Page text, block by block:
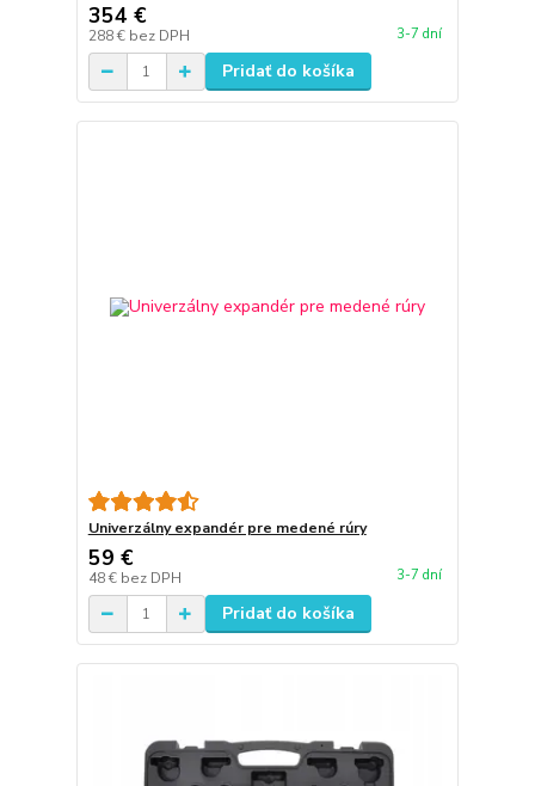
354 €
288 € bez DPH 3-7 dní
Pridať do košíka
Univerzálny expandér pre medené rúry
59 €
48 € bez DPH 3-7 dní
Pridať do košíka